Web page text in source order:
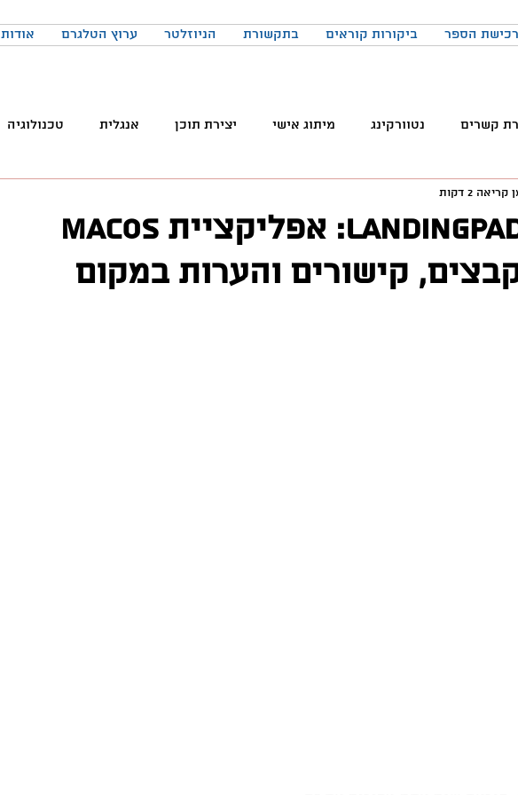
אודות ערוץ הטלגרם הניוזלטר בתקשורת ביקורות קוראים הספר
קשרים נטוורקינג מיתוג אישי יצירת תוכן אנגלית טכנולוגיה
רכים כתיבה הרגלים התמדה כנסים בניית מותג
הכירו את LandingPad: אפליקציית macOS
קישורים והערות במקום
קריאה 2 דקות